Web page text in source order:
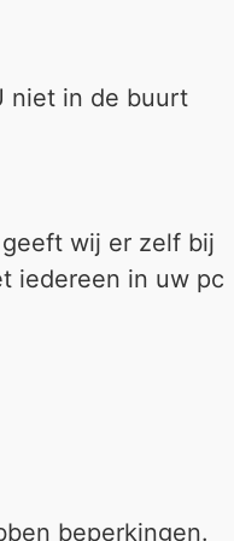
niet in de buurt
wij er zelf bij
iedereen in uw pc
beperkingen.